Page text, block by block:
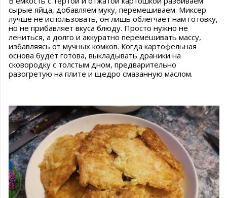
сырые яйца, добавляем муку, перемешиваем. Миксер
лучше не использовать, он лишь облегчает нам готовку,
но не прибавляет вкуса блюду. Просто нужно не
лениться, а долго и аккуратно перемешивать массу,
избавляясь от мучных комков. Когда картофельная
основа будет готова, выкладывать драники на
сковородку с толстым дном, предварительно
разогретую на плите и щедро смазанную маслом.